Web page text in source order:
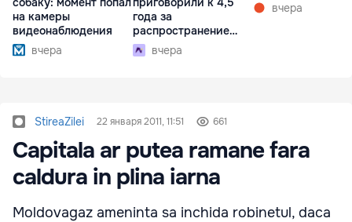
на камеры
видеонаблюдения
вчера
года за
распространение
наркотиков
вчера
вчера
StireaZilei 22 января 2011, 11:51 661
Capitala ar putea ramane fara
caldura in plina iarna
Moldovagaz ameninta sa inchida robinetul, daca